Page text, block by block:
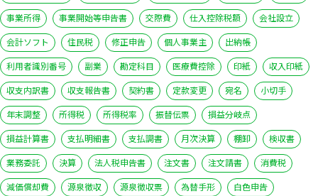
事業所得
事業開始等申告書 交際費 仕入控除税額
会社設立
会計ソフト
住民税 修正申告 個人事業主
出納帳
利用者識別番号
副業 勘定科目 医療費控除 印紙
収入印紙
収支内訳書
収支報告書 契約書 定款変更 宛名
小切手
年末調整
所得税 所得税率 振替伝票
損益分岐点
損益計算書
支払明細書 支払調書 月次決算 棚卸
検収書
業務委託
決算 法人税申告書 注文書 注文請書
消費税
減価償却費
源泉徴収 源泉徴収票 為替手形
白色申告